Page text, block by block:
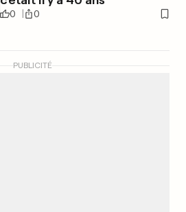
0 0
PUBLICITÉ